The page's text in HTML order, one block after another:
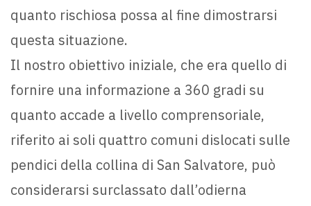
quanto rischiosa possa al fine dimostrarsi
questa situazione.
Il nostro obiettivo iniziale, che era quello di
fornire una informazione a 360 gradi su
quanto accade a livello comprensoriale,
riferito ai soli quattro comuni dislocati sulle
pendici della collina di San Salvatore, può
considerarsi surclassato dall’odierna